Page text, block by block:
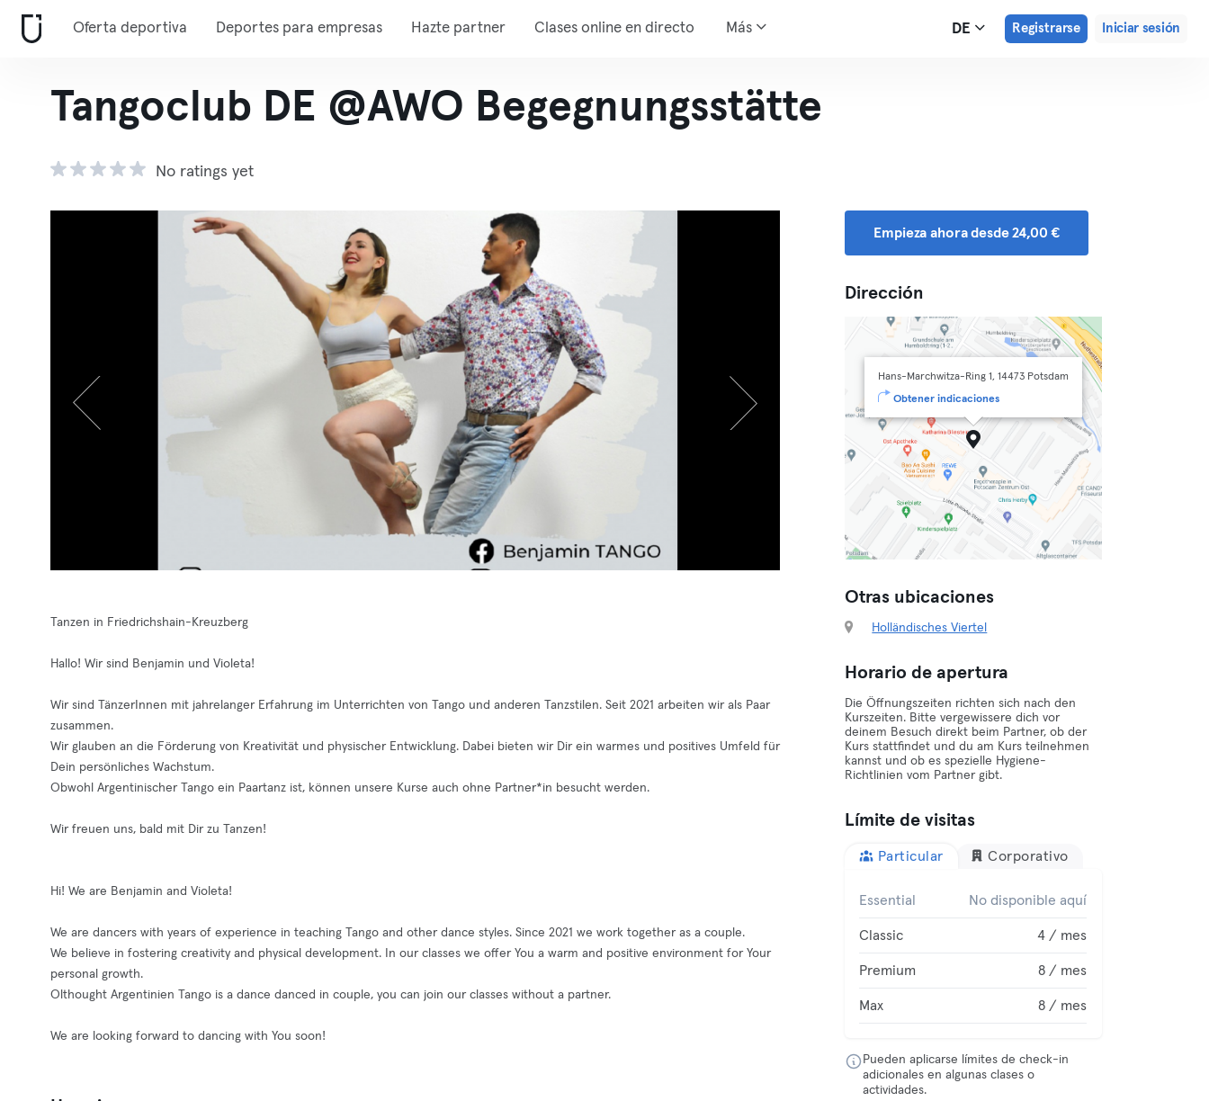
Oferta deportiva Deportes para empresas Hazte partner Clases online en directo Más DE Registrarse Iniciar sesión
Tangoclub DE @AWO Begegnungsstätte
No ratings yet
Tanzen in Friedrichshain-Kreuzberg
Hallo! Wir sind Benjamin und Violeta!
Wir sind TänzerInnen mit jahrelanger Erfahrung im Unterrichten von Tango und anderen Tanzstilen. Seit 2021 arbeiten wir als Paar
zusammen.
Wir glauben an die Förderung von Kreativität und physischer Entwicklung. Dabei bieten wir Dir ein warmes und positives Umfeld für
Dein persönliches Wachstum.
Obwohl Argentinischer Tango ein Paartanz ist, können unsere Kurse auch ohne Partner*in besucht werden.
Wir freuen uns, bald mit Dir zu Tanzen!
Hi! We are Benjamin and Violeta!
We are dancers with years of experience in teaching Tango and other dance styles. Since 2021 we work together as a couple.
We believe in fostering creativity and physical development. In our classes we offer You a warm and positive environment for Your
personal growth.
Olthought Argentinien Tango is a dance danced in couple, you can join our classes without a partner.
We are looking forward to dancing with You soon!
Empieza ahora desde 24,00 €
Dirección
Hans-Marchwitza-Ring 1, 14473 Potsdam
Obtener indicaciones
Otras ubicaciones
Holländisches Viertel
Horario de apertura
Die Öffnungszeiten richten sich nach den
Kurszeiten. Bitte vergewissere dich vor
deinem Besuch direkt beim Partner, ob der
Kurs stattfindet und du am Kurs teilnehmen
kannst und ob es spezielle Hygiene-
Richtlinien vom Partner gibt.
Límite de visitas
Particular Corporativo
Essential No disponible aquí
Classic 4 / mes
Premium 8 / mes
Max 8 / mes
Pueden aplicarse límites de check-in
adicionales en algunas clases o
actividades.